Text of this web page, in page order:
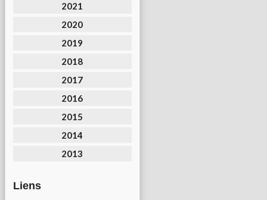
2021
2020
2019
2018
2017
2016
2015
2014
2013
Liens